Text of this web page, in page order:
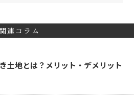
関連コラム
土地とは？メリット・デメリット